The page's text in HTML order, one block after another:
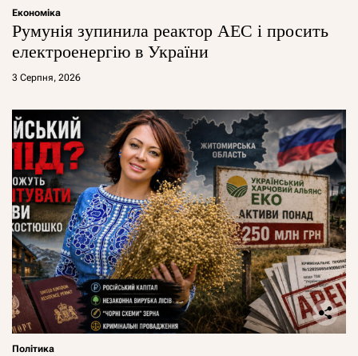
Економіка
Румунія зупинила реактор АЕС і просить
електроенергію в України
3 Серпня, 2026
Політика